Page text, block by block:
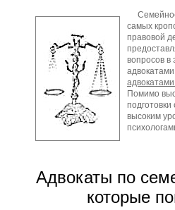
самых
правовой
вопросов в
Помимо
высоким
Адвокаты по
которые